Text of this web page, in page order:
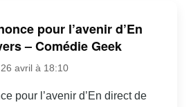
pour l’avenir d’En
– Comédie Geek
avril à 18:10
pour l’avenir d’En direct de